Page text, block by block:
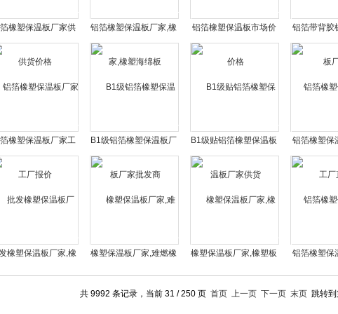
橡塑保温板厂家供
货价格
铝箔橡塑保温板厂家,橡
塑海绵板
铝箔橡塑保温板市场价
格
铝箔带背胶
厂
橡塑保温板厂家工
厂报价
B1级铝箔橡塑保温板厂
家批发商
B1级贴铝箔橡塑保温板
厂家供货
铝箔橡塑保
厂
橡塑保温板厂家,橡
橡塑保温板厂家,难燃橡
橡塑保温板厂家,橡塑板
铝箔橡塑保
共 9992 条记录，当前 31 / 250 页 首页 上一页 下一页 末页跳转到